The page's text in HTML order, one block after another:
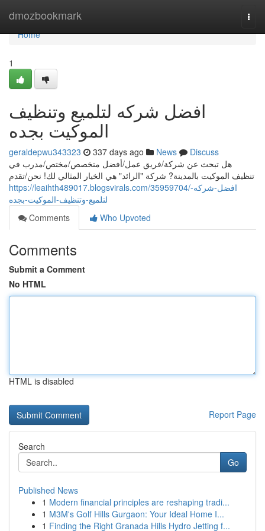
dmozbookmark
Home
Home
1
افضل شركه لتلميع وتنظيف
الموكيت بجده
geraldepwu343323 337 days ago News
Discuss
هل تبحث عن شركة/فريق عمل/أفضل متخصص/مختص/مدرب في
تنظيف الموكيت بالمدينة? شركة "الرائد" هي الخيار المثالي لك! نحن/تقدم
https://leaihth489017.blogsvirals.com/35959704/افضل-شركه-
لتلميع-وتنظيف-الموكيت-بجده
Comments
Who Upvoted
Comments
Submit a Comment
No HTML
HTML is disabled
Report Page
Search
Go
Published News
1 Modern financial principles are reshaping tradi...
1 M3M's Golf Hills Gurgaon: Your Ideal Home I...
1 Finding the Right Granada Hills Hydro Jetting f...